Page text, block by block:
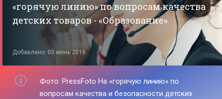
«горячую линию» по вопросам качества
детских товаров - «Образование»
Добавлено: 05 июнь 2016
Фото: PressFoto На «горячую линию» по
вопросам качества и безопасности детских